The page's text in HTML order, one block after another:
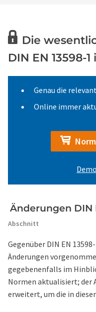
Die
DIN EN 13598-
Genau die
Online immer
Änderungen DIN
Abschnitt
Gegenüber DIN EN
Änderungen
gegebenenfalls im
Normen aktualisiert; der
erweitert, um die in